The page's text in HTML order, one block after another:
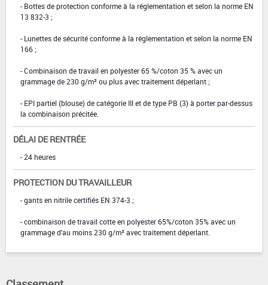
- Bottes de protection conforme à la réglementation et selon la norme EN
13 832-3 ;
- Lunettes de sécurité conforme à la réglementation et selon la norme EN
166 ;
- Combinaison de travail en polyester 65 %/coton 35 % avec un
grammage de 230 g/m² ou plus avec traitement déperlant ;
- EPI partiel (blouse) de catégorie III et de type PB (3) à porter par-dessus
la combinaison précitée.
DÉLAI DE RENTRÉE
- 24 heures
PROTECTION DU TRAVAILLEUR
- gants en nitrile certifiés EN 374-3 ;
- combinaison de travail cotte en polyester 65%/coton 35% avec un
grammage d'au moins 230 g/m² avec traitement déperlant.